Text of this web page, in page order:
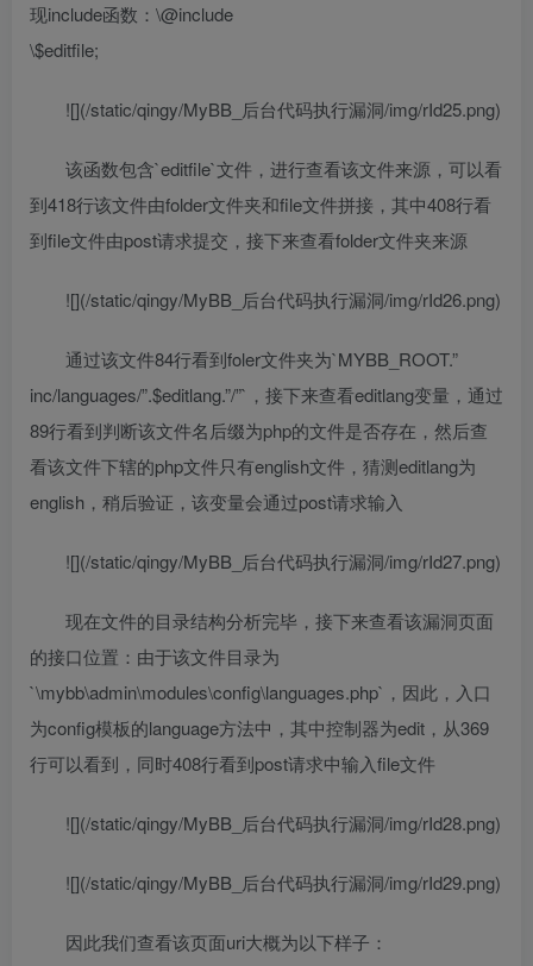
现include函数：\@include
\$editfile;
![](/static/qingy/MyBB_后台代码执行漏洞/img/rId25.png)
该函数包含`editfile`文件，进行查看该文件来源，可以看
到418行该文件由folder文件夹和file文件拼接，其中408行看
到file文件由post请求提交，接下来查看folder文件夹来源
![](/static/qingy/MyBB_后台代码执行漏洞/img/rId26.png)
通过该文件84行看到foler文件夹为`MYBB_ROOT.”
inc/languages/”.$editlang.”/”`，接下来查看editlang变量，通过
89行看到判断该文件名后缀为php的文件是否存在，然后查
看该文件下辖的php文件只有english文件，猜测editlang为
english，稍后验证，该变量会通过post请求输入
![](/static/qingy/MyBB_后台代码执行漏洞/img/rId27.png)
现在文件的目录结构分析完毕，接下来查看该漏洞页面
的接口位置：由于该文件目录为
`\mybb\admin\modules\config\languages.php`，因此，入口
为config模板的language方法中，其中控制器为edit，从369
行可以看到，同时408行看到post请求中输入file文件
![](/static/qingy/MyBB_后台代码执行漏洞/img/rId28.png)
![](/static/qingy/MyBB_后台代码执行漏洞/img/rId29.png)
因此我们查看该页面uri大概为以下样子：